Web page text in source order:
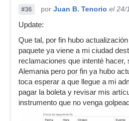
#36 por Juan B. Tenorio el 24/
Update:
Que tal, por fin hubo
paquete ya viene a mi ciudad
reclamaciones que intenté hacer,
Alemania pero por fin ya hubo
toca esperar a que llegue a mi
pagar la boleta y revisar mis
instrumento que no venga